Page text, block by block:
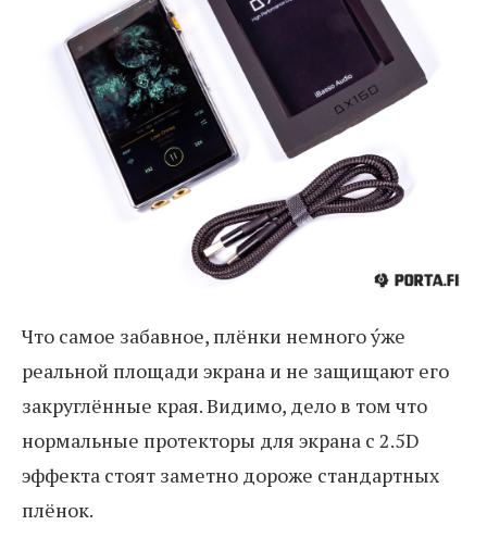
Что самое забавное, плёнки немного у́же
реальной площади экрана и не защищают его
закруглённые края. Видимо, дело в том что
нормальные протекторы для экрана с 2.5D
эффекта стоят заметно дороже стандартных
плёнок.